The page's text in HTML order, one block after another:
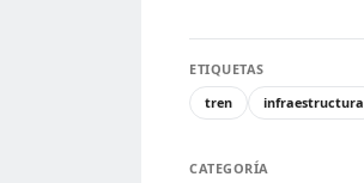
ETIQUETAS
tren
infraestructura
CATEGORÍA